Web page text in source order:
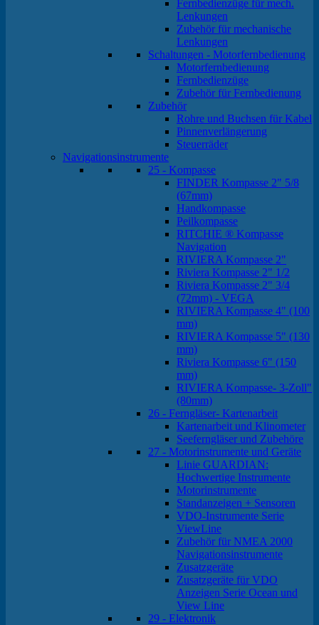
Fernbedienzüge für mech.
Lenkungen
Zubehör für mechanische
Lenkungen
Schaltungen - Motorfernbedienung
Motorfernbedienung
Fernbedienzüge
Zubehör für Fernbedienung
Zubehör
Rohre und Buchsen für Kabel
Pinnenverlängerung
Steuerräder
Navigationsinstrumente
25 - Kompasse
FINDER Kompasse 2" 5/8
(67mm)
Handkompasse
Peilkompasse
RITCHIE ® Kompasse
Navigation
RIVIERA Kompasse 2"
Riviera Kompasse 2" 1/2
Riviera Kompasse 2" 3/4
(72mm) - VEGA
RIVIERA Kompasse 4" (100
mm)
RIVIERA Kompasse 5" (130
mm)
Riviera Kompasse 6" (150
mm)
RIVIERA Kompasse- 3-Zoll"
(80mm)
26 - Ferngläser- Kartenarbeit
Kartenarbeit und Klinometer
Seeferngläser und Zubehöre
27 - Motorinstrumente und Geräte
Linie GUARDIAN:
Hochwertige Instrumente
Motorinstrumente
Standanzeigen + Sensoren
VDO-Instrumente Serie
ViewLine
Zubehör für NMEA 2000
Navigationsinstrumente
Zusatzgeräte
Zusatzgeräte für VDO
Anzeigen Serie Ocean und
View Line
29 - Elektronik